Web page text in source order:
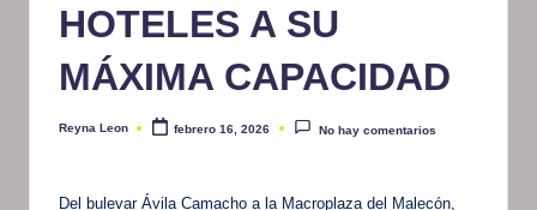
HOTELES A SU
MÁXIMA CAPACIDAD
Publicado
Reyna Leon febrero 16, 2026 No hay comentarios
Del bulevar Ávila Camacho a la Macroplaza del Malecón,